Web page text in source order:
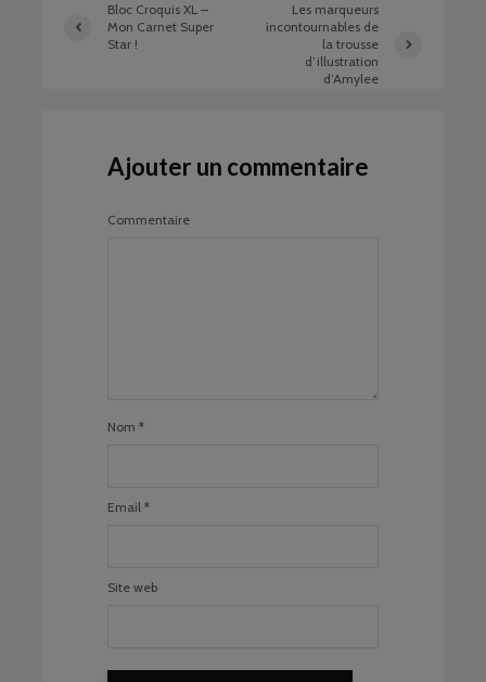
Bloc Croquis XL –
Mon Carnet Super
Star !
Les marqueurs
incontournables de
la trousse
d’illustration
d’Amylee
Ajouter un commentaire
Commentaire
Nom *
Email *
Site web